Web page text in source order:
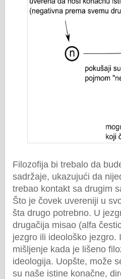
Filozofija bi trebalo da
sadržaje, ukazujući da
trebao kontakt sa drugim
Što je čovek uvereniji u
šta drugo potrebno. U
drugačija misao (alfa
jezgro ili ideološko jezgro.
mišljenje kada je lišeno
ideologija. Uopšte, može
su naše istine konačne,